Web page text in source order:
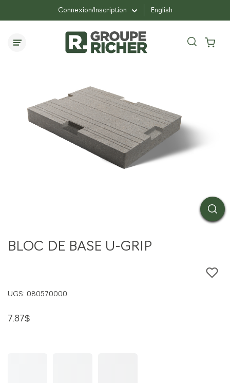
Connexion/Inscription English
Bloc de base U-GRIP
Bloc
U-
BLOC DE BASE U-GRIP
UGS: 080570000
7.87$